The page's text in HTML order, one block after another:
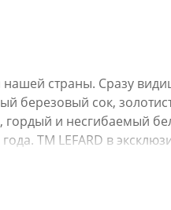
страны. Сразу
березовый сок,
гордый и несгибаемый
ТМ LEFARD в
мгновение и подарить
из костяного фарфора,